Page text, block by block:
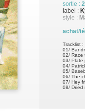
sortie :
label :
style :
achat/
Tracklist :
01/ Bar
02/ Race
03/ Plate
04/
05/
06/ The
07/ Hey
08/ Dried